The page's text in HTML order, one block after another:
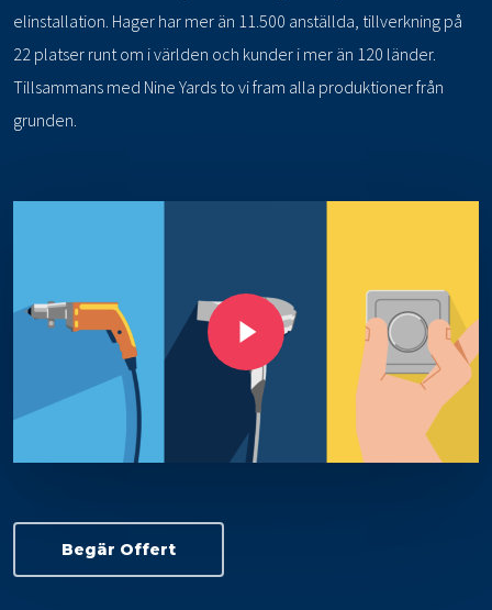
elinstallation. Hager har mer än 11.500 anställda, tillverkning på
22 platser runt om i världen och kunder i mer än 120 länder.
Tillsammans med Nine Yards to vi fram alla produktioner från
grunden.
Play Video
Begär Offert